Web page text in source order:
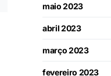
maio 2023
abril 2023
março 2023
fevereiro 2023